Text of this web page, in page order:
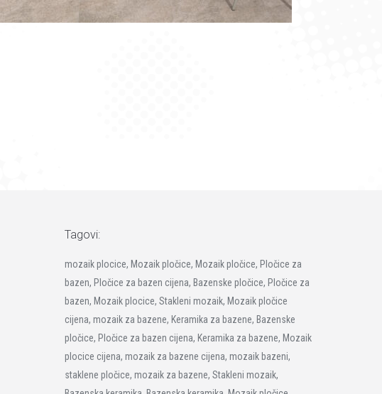
Tagovi:
mozaik plocice, Mozaik pločice, Mozaik pločice, Pločice za
bazen, Pločice za bazen cijena, Bazenske pločice, Pločice za
bazen, Mozaik plocice, Stakleni mozaik, Mozaik pločice
cijena, mozaik za bazene, Keramika za bazene, Bazenske
pločice, Pločice za bazen cijena, Keramika za bazene, Mozaik
plocice cijena, mozaik za bazene cijena, mozaik bazeni,
staklene pločice, mozaik za bazene, Stakleni mozaik,